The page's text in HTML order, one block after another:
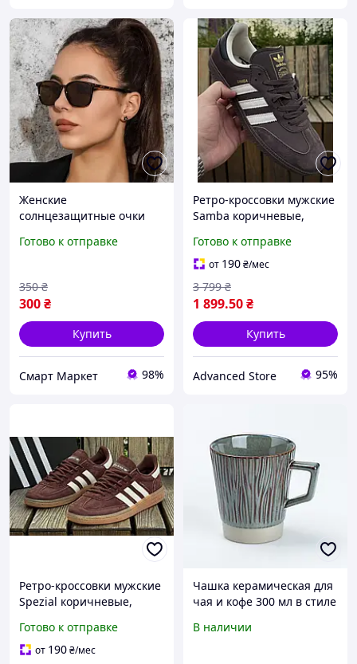
Женские
солнцезащитные очки
коричневые
Готово к отправке
300₴
350 ₴
Купить
Смарт Маркет 98%
Ретро-кроссовки мужские
Samba коричневые,
города и прогулок в стиле
casual
Готово к отправке
от 190₴/мес
1 899.50₴
3 799 ₴
Купить
Advanced Store 95%
Ретро-кроссовки мужские
Spezial коричневые,
города и прогулок в стиле
casual
Готово к отправке
от 190₴/мес
Чашка керамическая для
чая и кофе 300 мл в стиле
В наличии